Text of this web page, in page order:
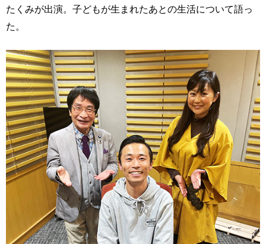
たくみが出演。子どもが生まれたあとの生活について語っ
た。